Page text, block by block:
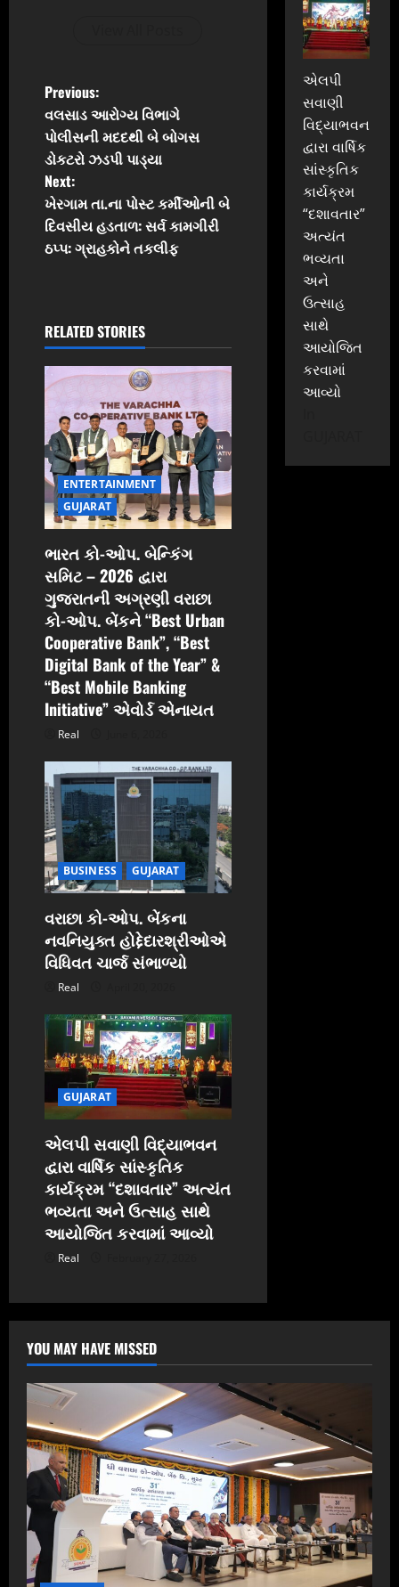
P
o
s
t
n
v
i
g
a
t
i
o
n
Previous:
વલસાડ આરોગ્ય વિભાગે
પોલીસની મદદથી બે બોગસ
ડોકટરો ઝડપી પાડ્યા
Next:
ખેરગામ તા.ના પોસ્ટ કર્મીઓની બે
દિવસીય હડતાળ: સર્વ કામગીરી
ઠપ્પ: ગ્રાહકોને તકલીફ
RELATED STORIES
ENTERTAINMENT
GUJARAT
ભારત કો-ઓપ. બેન્કિંગ
સમિટ – 2026 દ્વારા
ગુજરાતની અગ્રણી વરાછા
કો-ઓપ. બેંકને “Best Urban
Cooperative Bank”, “Best
Digital Bank of the Year” &
“Best Mobile Banking
Initiative” એવોર્ડ એનાયત
Real
BUSINESS GUJARAT
વરાછા કો-ઓપ. બેંકના
નવનિયુક્ત હોદ્દેદારશ્રીઓએ
વિધિવત ચાર્જ સંભાળ્યો
Real
GUJARAT
એલપી સવાણી વિદ્યાભવન
દ્વારા વાર્ષિક સાંસ્કૃતિક
કાર્યક્રમ “દશાવતાર” અત્યંત
ભવ્યતા અને ઉત્સાહ સાથે
આયોજિત કરવામાં આવ્યો
Real
એલપી
સવાણી
વિદ્યાભવન
દ્વારા વાર્ષિક
સાંસ્કૃતિક
કાર્યક્રમ
“દશાવતાર”
અત્યંત
ભવ્યતા
અને
ઉત્સાહ
સાથે
આયોજિત
કરવામાં
આવ્યો
YOU MAY HAVE MISSED